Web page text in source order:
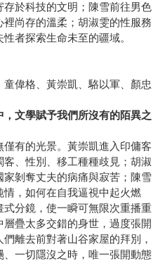
於科技的文明；陳雪前往男色
尚存的溫柔；胡淑雯的性服務
者探索生命未至的疆域。
偉格、黃崇凱、駱以軍、顏忠
文學賦予我們所沒有的陌異之
有的光景。黃崇凱進入印傭客
、性別、移工種種歧見；胡淑
剝奪丈夫的病痛與寂苦；陳雪
，如何在自我逼視中起火燃
分鏡，使一瞬可無限次重播重
疊太多交錯的身世，過度張開
離去前對著山谷家屋的拜別，
一切隱沒之時，唯一張開動態